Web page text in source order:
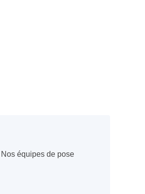
équipes de pose